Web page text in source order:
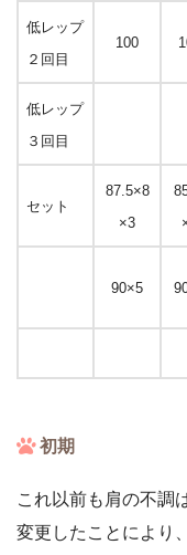
低レップ
２回目
100
低レップ
３回目
セット
87.5×8
×3
90×5
初期
これ以前も肩の不調
変更したことにより、